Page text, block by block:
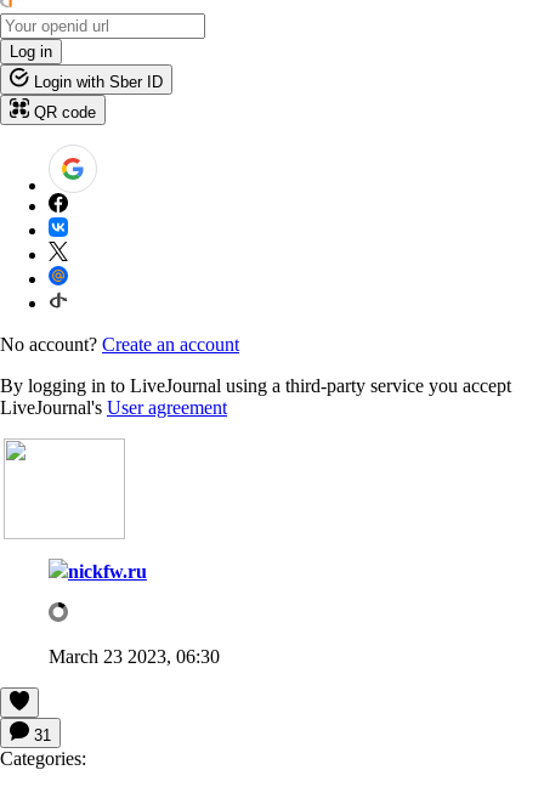
Log in
Login with Sber ID
QR code
No account? Create an account
By logging in to LiveJournal using a third-party service you accept
LiveJournal's User agreement
nickfw.ru
March 23 2023, 06:30
31
Categories: